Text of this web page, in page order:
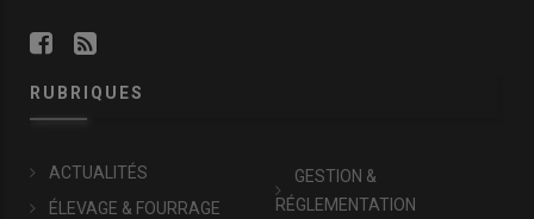
RUBRIQUES
ACTUALITÉS
ÉLEVAGE & FOURRAGE
GESTION &
RÉGLEMENTATION